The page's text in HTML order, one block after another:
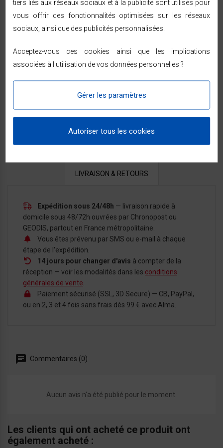
DOCUMENTS JOINTS
Notice 745080
LIVRAISON & RETOURS
Expédition sous 24/48h — livraison rapide à
domicile sous 48/72h ouvrées par Chronopost ou
GEODIS, partout en France métropolitaine.
Vous êtes prévenu par SMS ou e-mail à chaque
étape de l'expédition.
14 jours pour changer d'avis à compter de la
réception — voir les modalités dans les conditions
générales de vente
Paiement sécurisé (SSL, 3D Secure) — CB, PayPal,
ou en 2, 3 et 4 fois sans frais dès 99 € avec Alma.
Commentaires (0)
Aucun avis n'a été publié pour le moment.
Les clients qui ont acheté ce produit ont
également acheté :
tiers liés aux réseaux sociaux et à la publicité sont utilisés pour
vous offrir des fonctionnalités optimisées sur les réseaux
sociaux, ainsi que des publicités personnalisées.
Acceptez-vous ces cookies ainsi que les implications
associées à l'utilisation de vos données personnelles ?
Gérer les paramètres
Autoriser tous les cookies